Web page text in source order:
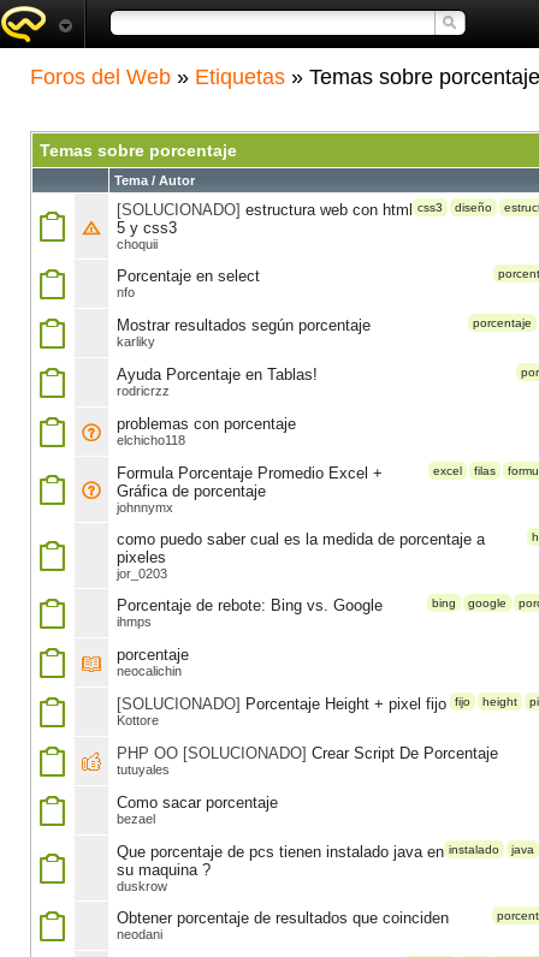
Foros del Web » Etiquetas » Temas sobre porcentaje
Temas sobre porcentaje
Tema / Autor
css3 diseño
[SOLUCIONADO] estructura web con html
5 y css3
choquii
Porcentaje en select
nfo
porcentaje
Mostrar resultados según porcentaje
karliky
Ayuda Porcentaje en Tablas!
rodricrzz
problemas con porcentaje
elchicho118
excel filas
Formula Porcentaje Promedio Excel +
Gráfica de porcentaje
johnnymx
como puedo saber cual es la medida de porcentaje a
pixeles
jor_0203
bing google
Porcentaje de rebote: Bing vs. Google
ihmps
porcentaje
neocalichin
fijo height
[SOLUCIONADO] Porcentaje Height + pixel fijo
Kottore
PHP OO [SOLUCIONADO] Crear Script De Porcentaje
tutuyales
Como sacar porcentaje
bezael
instalado java
Que porcentaje de pcs tienen instalado java en
su maquina ?
duskrow
Obtener porcentaje de resultados que coinciden
neodani